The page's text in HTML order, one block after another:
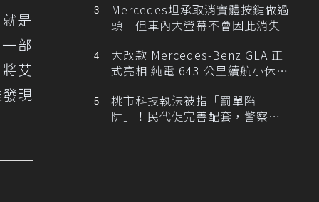
是
部
艾
現
Mercedes坦承取消實體按鍵做過
頭 但車內大螢幕不會因此消失
大改款 Mercedes-Benz GLA 正
式亮相 純電 643 公里續航小休
桃市科技執法被指「罰單陷
阱」！民代促完善配套，警察局